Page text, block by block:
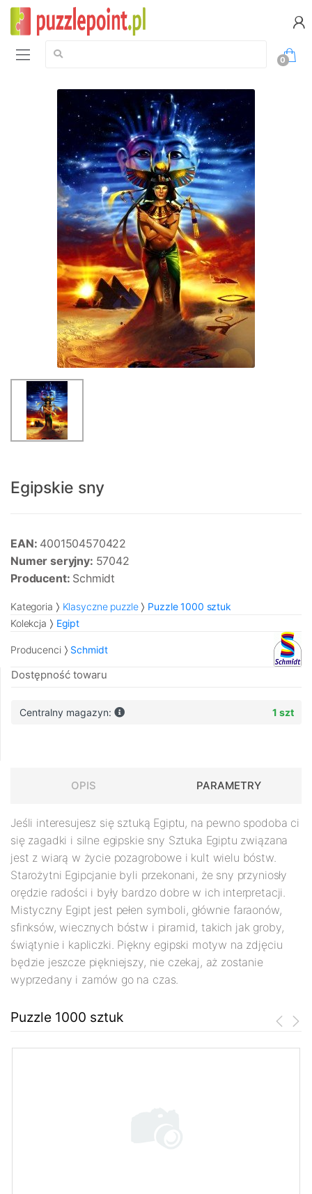
Szukaj:
0
Egipskie sny
EAN: 4001504570422
Numer seryjny: 57042
Producent: Schmidt
Kategoria Klasyczne puzzle
Puzzle 1000 sztuk
Kolekcja
Egipt
Producenci Schmidt
Dostępność towaru
Centralny magazyn: 1 szt
OPIS PARAMETRY
Jeśli interesujesz się sztuką Egiptu, na pewno spodoba ci
się zagadki i silne egipskie sny Sztuka Egiptu związana
jest z wiarą w życie pozagrobowe i kult wielu bóstw.
Starożytni Egipcjanie byli przekonani, że sny przyniosły
orędzie radości i były bardzo dobre w ich interpretacji.
Mistyczny Egipt jest pełen symboli, głównie faraonów,
sfinksów, wiecznych bóstw i piramid, takich jak groby,
świątynie i kapliczki. Piękny egipski motyw na zdjęciu
będzie jeszcze piękniejszy, nie czekaj, aż zostanie
wyprzedany i zamów go na czas.
Puzzle 1000 sztuk